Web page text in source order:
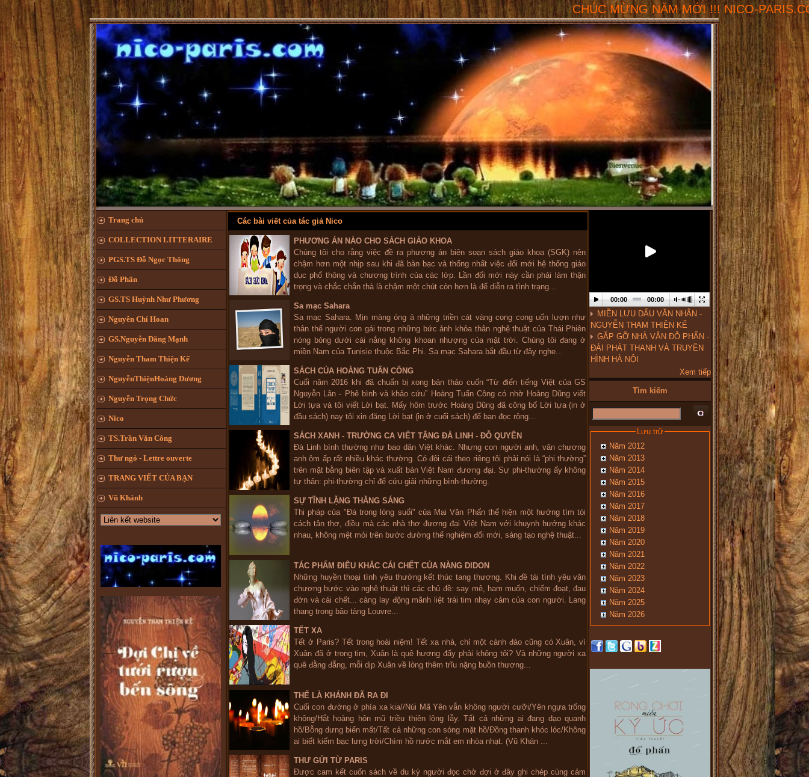
CHÚC MỪNG NĂM MỚI !!! NICO-PARIS.COM -
Trang chủ
COLLECTION LITTERAIRE
PGS.TS Đỗ Ngọc Thống
Đỗ Phấn
GS.TS Huỳnh Như Phương
Nguyễn Chí Hoan
GS.Nguyễn Đăng Mạnh
Nguyễn Tham Thiện Kế
NguyễnThiệnHoàng Dương
Nguyễn Trọng Chức
Nico
TS.Trần Văn Công
Thư ngỏ - Lettre ouverte
TRANG VIẾT CỦA BẠN
Vũ Khánh
Các bài viết của tác giả Nico
PHƯƠNG ÁN NÀO CHO SÁCH GIÁO KHOA
Chúng tôi cho rằng việc đề ra phương án biên soạn sách giáo khoa (SGK) nên
chậm hơn một nhịp sau khi đã bàn bạc và thống nhất việc đổi mới hệ thống giáo
dục phổ thông và chương trình của các lớp. Lần đổi mới này cần phải làm thận
trọng và chắc chắn thà là chậm một chút còn hơn là để diễn ra tình trạng...
Sa mạc Sahara
Sa mạc Sahara. Mịn màng óng ả những triền cát vàng cong cong uốn lượn như
thân thể người con gái trong những bức ảnh khỏa thân nghệ thuật của Thái Phiên
nóng bỏng dưới cái nắng không khoan nhượng của mặt trời. Chúng tôi đang ở
miền Nam của Tunisie thuộc Bắc Phi. Sa mạc Sahara bắt đầu từ đây nghe...
SÁCH CỦA HOÀNG TUẤN CÔNG
Cuối năm 2016 khi đã chuẩn bị xong bản thảo cuốn “Từ điển tiếng Việt của GS
Nguyễn Lân - Phê bình và khảo cứu” Hoàng Tuấn Công có nhờ Hoàng Dũng viết
Lời tựa và tôi viết Lời bạt. Mấy hôm trước Hoàng Dũng đã công bố Lời tựa (in ở
đầu sách) nay tôi xin đăng Lời bạt (in ở cuối sách) để bạn đọc rộng...
SÁCH XANH - TRƯỜNG CA VIẾT TẶNG ĐÀ LINH - ĐỖ QUYÊN
Đà Linh bình thường như bao dân Việt khác. Nhưng con người anh, văn chương
anh ôm ấp rất nhiều khác thường. Có đôi cái theo riêng tôi phải nói là “phi thường”
trên mặt bằng biên tập và xuất bản Việt Nam đương đại. Sự phi-thường ấy không
tự thân: phi-thường chỉ để cứu giải những bình-thường.
SỰ TĨNH LẶNG THĂNG SÁNG
Thi pháp của "Đá trong lòng suối" của Mai Văn Phấn thể hiện một hướng tìm tòi
cách tân thơ, điều mà các nhà thơ đương đại Việt Nam với khuynh hướng khác
nhau, không mệt mỏi trên bước đường thể nghiệm đổi mới, sáng tạo nghệ thuật...
TÁC PHẨM ĐIÊU KHẮC CÁI CHẾT CỦA NÀNG DIDON
Những huyền thoại tình yêu thường kết thúc tang thương. Khi đề tài tình yêu văn
chương bước vào nghệ thuật thì các chủ đề: say mê, ham muốn, chiếm đoạt, đau
đớn và cái chết... càng lay động mãnh liệt trái tim nhạy cảm của con người. Lang
thang trong bảo tàng Louvre...
TẾT XA
Tết ở Paris? Tết trong hoài niệm! Tết xa nhà, chỉ một cành đào cũng có Xuân, vì
Xuân đã ở trong tim, Xuân là quê hương đấy phải không tôi? Và những người xa
quê đằng đẵng, mỗi dịp Xuân về lòng thêm trĩu nặng buồn thương...
THẾ LÀ KHÁNH ĐÃ RA ĐI
Cuối con đường ở phía xa kia//Núi Mã Yên vẫn không người cưỡi/Yên ngựa trống
không/Hắt hoàng hôn mũ triều thiên lộng lẫy. Tất cả những ai đang dạo quanh
hồ/Bỗng dưng biến mất/Tất cả những con sóng mặt hồ/Đồng thanh khóc lóc/Không
ai biết kiếm bạc lưng trời/Chìm hồ nước mắt em nhòa nhạt. (Vũ Khán ...
THƯ GỬI TỪ PARIS
Được cam kết cuốn sách về du ký người đọc chờ đợi ở đây ghi chép cùng cảm
00:00 00:00
MIỀN LƯU DẤU VĂN NHÂN -
NGUYỄN THAM THIỆN KẾ
GẶP GỠ NHÀ VĂN ĐỖ PHẤN -
ĐÀI PHÁT THANH VÀ TRUYỀN
HÌNH HÀ NỘI
Xem tiếp
Tìm kiếm
Lưu trữ
Năm 2012
Năm 2013
Năm 2014
Năm 2015
Năm 2016
Năm 2017
Năm 2018
Năm 2019
Năm 2020
Năm 2021
Năm 2022
Năm 2023
Năm 2024
Năm 2025
Năm 2026